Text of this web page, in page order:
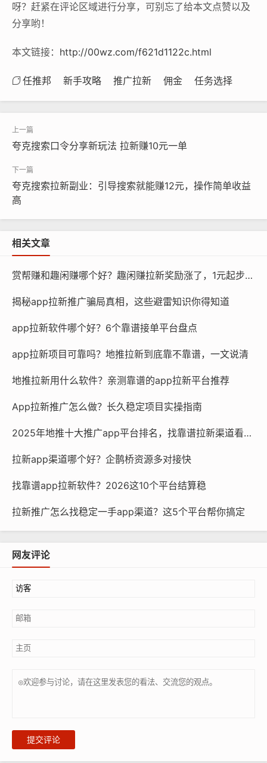
呀？赶紧在评论区域进行分享，可别忘了给本文点赞以及
分享哟！
本文链接： http://00wz.com/f621d1122c.html
任推邦 新手攻略 推广拉新 佣金 任务选择
夸克搜索口令分享新玩法 拉新赚10元一单
夸克搜索拉新副业：引导搜索就能赚12元，操作简单收益
高
相关文章
赏帮赚和趣闲赚哪个好？趣闲赚拉新奖励涨了，1元起步更划算
揭秘app拉新推广骗局真相，这些避雷知识你得知道
app拉新软件哪个好？6个靠谱接单平台盘点
app拉新项目可靠吗？地推拉新到底靠不靠谱，一文说清
地推拉新用什么软件？亲测靠谱的app拉新平台推荐
App拉新推广怎么做？长久稳定项目实操指南
2025年地推十大推广app平台排名，找靠谱拉新渠道看这篇
拉新app渠道哪个好？企鹊桥资源多对接快
找靠谱app拉新软件？2026这10个平台结算稳
拉新推广怎么找稳定一手app渠道？这5个平台帮你搞定
网友评论
提交评论